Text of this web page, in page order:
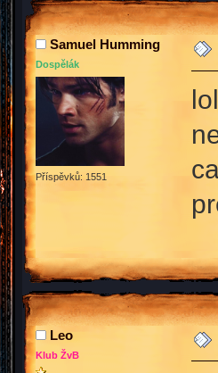
Samuel Humming
Dospělák
Příspěvků: 1551
Leo
Klub ŽvB